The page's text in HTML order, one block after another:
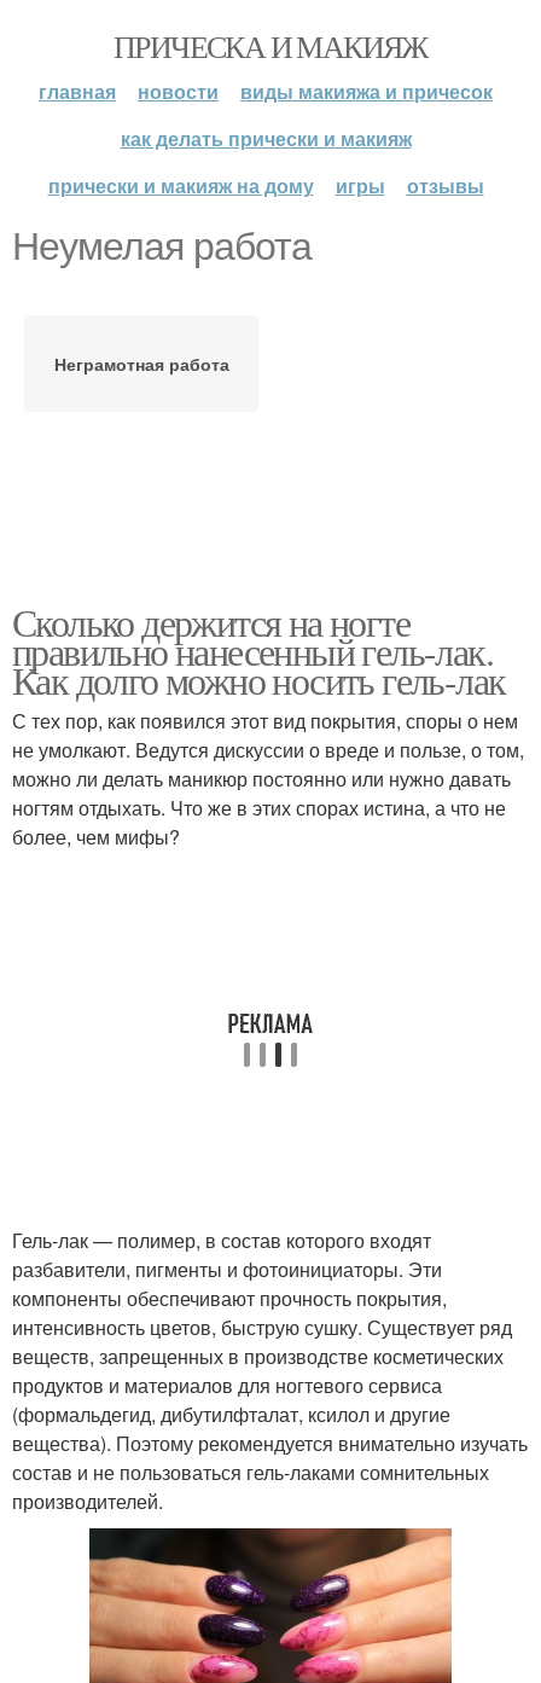
ПРИЧЕСКА И МАКИЯЖ
главная новости
виды макияжа и причесок
как делать прически и макияж
прически и макияж на дому
игры отзывы
Неумелая работа
Неграмотная работа
Сколько держится на ногте
правильно нанесенный гель-лак.
Как долго можно носить гель-лак
С тех пор, как появился этот вид покрытия, споры о нем
не умолкают. Ведутся дискуссии о вреде и пользе, о том,
можно ли делать маникюр постоянно или нужно давать
ногтям отдыхать. Что же в этих спорах истина, а что не
более, чем мифы?
Гель-лак — полимер, в состав которого входят
разбавители, пигменты и фотоинициаторы. Эти
компоненты обеспечивают прочность покрытия,
интенсивность цветов, быструю сушку. Существует ряд
веществ, запрещенных в производстве косметических
продуктов и материалов для ногтевого сервиса
(формальдегид, дибутилфталат, ксилол и другие
вещества). Поэтому рекомендуется внимательно изучать
состав и не пользоваться гель-лаками сомнительных
производителей.